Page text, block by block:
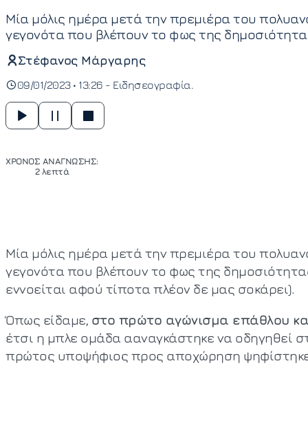
Μία μόλις ημέρα μετά την πρεμιέρα του
γεγονότα που βλέπουν το φως της
Στέφανος Μάργαρης
09/01/2023 • 13:26 - Ειδησεογραφία
ΧΡΟΝΟΣ ΑΝΑΓΝΩΣΗΣ:
2 λεπτά
Μία μόλις ημέρα μετά την πρεμιέρα του
γεγονότα που βλέπουν το φως της
εννοείται αφού τίποτα πλέον δε μας σοκάρει).
Όπως είδαμε, στο πρώτο αγώνισμα επάθλου
έτσι η μπλε ομάδα ααναγκάστηκε να οδηγηθεί
πρώτος υποψήφιος προς αποχώρηση ψηφίστηκε